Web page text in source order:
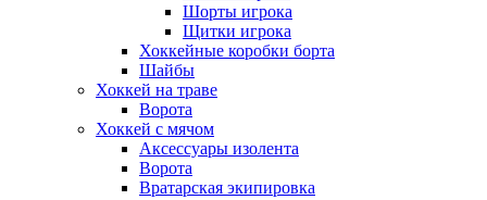
Шорты игрока
Щитки игрока
Хоккейные коробки борта
Шайбы
Хоккей на траве
Ворота
Хоккей с мячом
Аксессуары изолента
Ворота
Вратарская экипировка